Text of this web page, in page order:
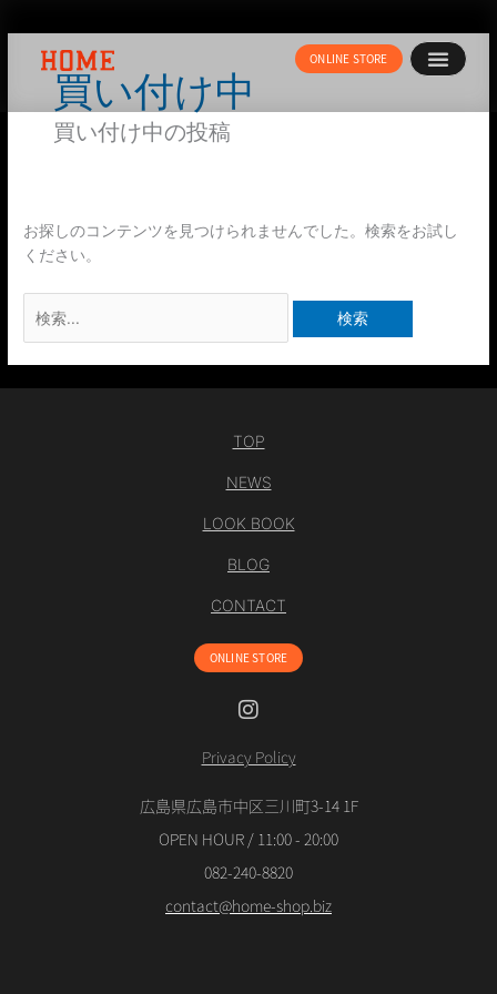
容
キ
ONLINE STORE
買い付け中
買い付け中の投稿
お探しのコンテンツを見つけられませんでした。検索をお試し
ください。
索
TOP
NEWS
LOOK BOOK
BLOG
CONTACT
ONLINE STORE
Instagram
Privacy Policy
広島県広島市中区三川町3-14 1F
OPEN HOUR / 11:00 - 20:00
082-240-8820
contact@home-shop.biz